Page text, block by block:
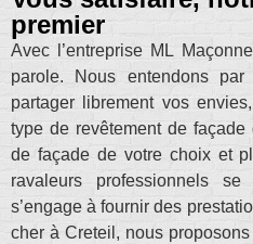
premier
Avec l’entreprise ML
parole. Nous entendons
partager librement vos
type de revêtement de
de façade de votre choix et
ravaleurs professionnels
s’engage à fournir des
cher à Creteil, nous